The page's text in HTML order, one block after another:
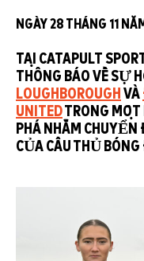
NGÀY 28 THÁNG 11
TẠI CATAPULT
THÔNG BÁO VỀ SỰ
LOUGHBOROUGH VÀ
UNITEDTRONG
PHÁ NHẰM
CỦA CẦU THỦ